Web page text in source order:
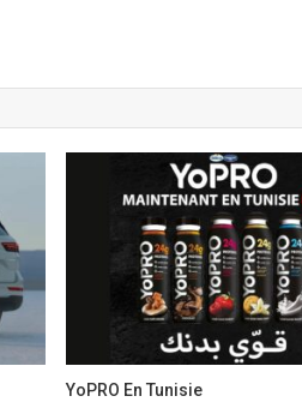
YoPRO En Tunisie